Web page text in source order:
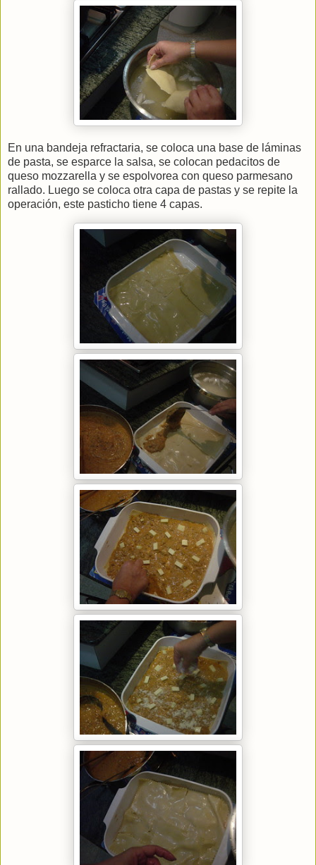
En una bandeja refractaria, se coloca una base de láminas
de pasta, se esparce la salsa, se colocan pedacitos de
queso mozzarella y se espolvorea con queso parmesano
rallado. Luego se coloca otra capa de pastas y se repite la
operación, este pasticho tiene 4 capas.